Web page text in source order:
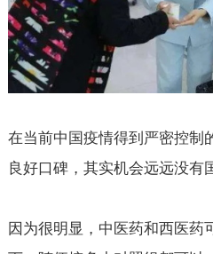
在当前中国疫情得到严密控制
良好口碑，其实机会远远没有
因为很明显，中医药和西医药